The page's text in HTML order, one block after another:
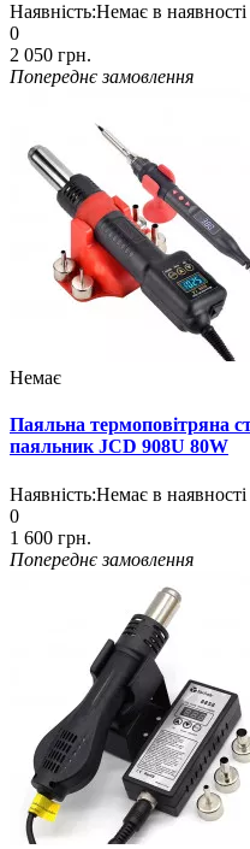
Наявність:Немає в наявності
0
2 050 грн.
Попереднє замовлення
Немає
Паяльна термоповітряна
паяльник JCD 908U 80W
Наявність:Немає в наявності
0
1 600 грн.
Попереднє замовлення